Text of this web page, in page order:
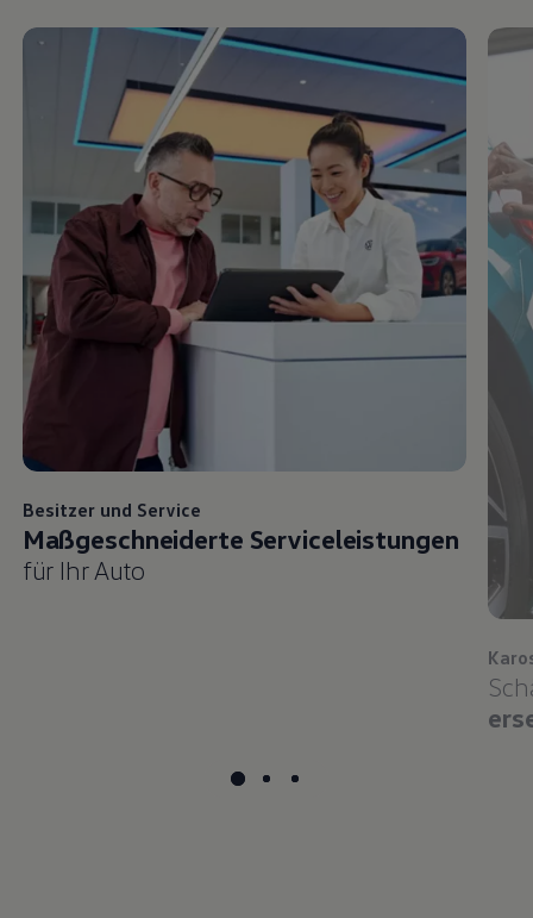
Besitzer und Service
Maßgeschneiderte Serviceleistungen
für Ihr Auto